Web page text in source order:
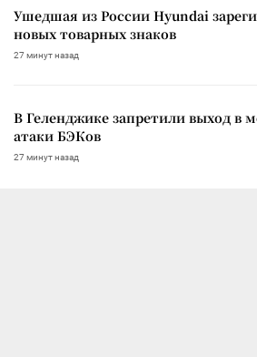
Ушедшая из России Hyundai
новых товарных знаков
27 минут назад
В Геленджике запретили выход в
атаки БЭКов
27 минут назад